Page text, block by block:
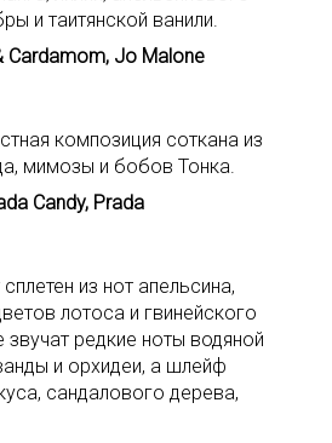
и таитянской ванили.
Cardamom, Jo Malone
композиция соткана из
мимозы и бобов Тонка.
Candy, Prada
из нот апельсина,
лотоса и гвинейского
звучат редкие ноты водяной
и орхидеи, а шлейф
сандалового дерева,